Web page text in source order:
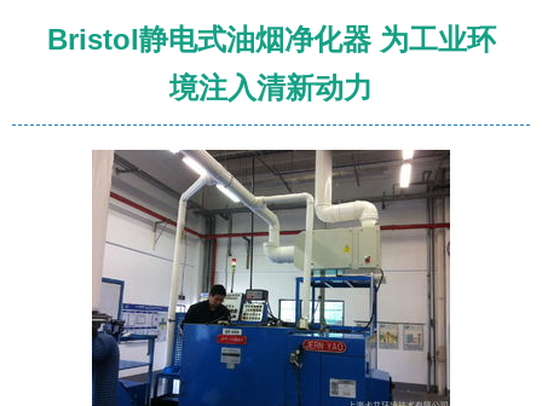
Bristol静电式油烟净化器 为工业环
境注入清新动力